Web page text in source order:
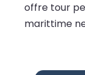
offre tour
marittime